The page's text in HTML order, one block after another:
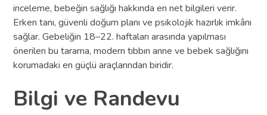
inceleme, bebeğin sağlığı hakkında en net bilgileri verir.
Erken tanı, güvenli doğum planı ve psikolojik hazırlık imkânı
sağlar. Gebeliğin 18–22. haftaları arasında yapılması
önerilen bu tarama, modern tıbbın anne ve bebek sağlığını
korumadaki en güçlü araçlarından biridir.
Bilgi ve Randevu